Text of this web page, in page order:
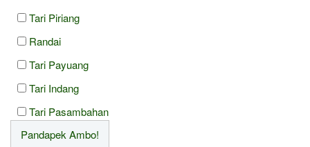
Tari Piriang
Randai
Tari Payuang
Tari Indang
Tari Pasambahan